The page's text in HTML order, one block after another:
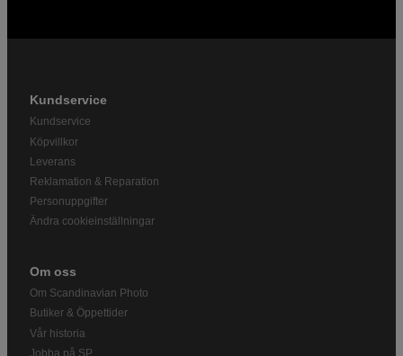
Kundservice
Kundservice
Köpvillkor
Leverans
Reklamation & Reparation
Personuppgifter
Ändra cookieinställningar
Om oss
Om Scandinavian Photo
Butiker & Öppettider
Vår historia
Jobba på SP